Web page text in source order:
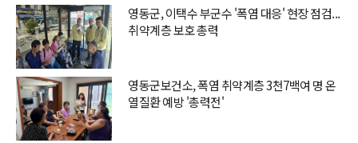
영동군, 이택수 부군수 '폭염 대응' 현장 점검...
취약계층 보호 총력
영동군보건소, 폭염 취약계층 3천7백여 명 온
열질환 예방 '총력전'